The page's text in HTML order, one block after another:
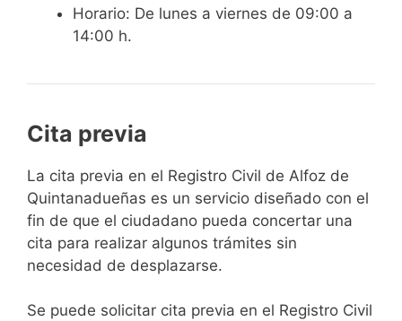
Horario: De lunes a viernes de 09:00 a
14:00 h.
Cita previa
​​​​​​​​​​​​​​​​​​​​​​​​​​​​La cita previa en el Registro Civil de Alfoz de
Quintanadueñas es un servicio diseñado con el
fin de que el ciudadano pueda concertar una
cita para realizar algunos trámites sin
necesidad de desplazarse.​
Se puede solicitar cita previa en el Registro Civil